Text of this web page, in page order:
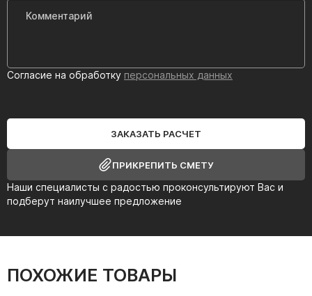
Наши специалисты с радостью проконсультируют Вас и
подберут наилучшее предложение
Согласие на обработку персональных данных
ЗАКАЗАТЬ РАСЧЕТ
ПРИКРЕПИТЬ СМЕТУ
ПОХОЖИЕ ТОВАРЫ